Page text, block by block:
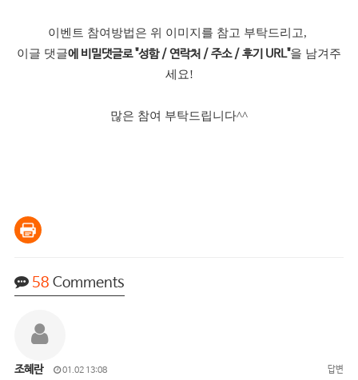
이벤트 참여방법은 위 이미지를 참고 부탁드리고,
이글 댓글에 비밀댓글로 "성함 / 연락처 / 주소 / 후기 URL"을 남겨주
세요!
많은 참여 부탁드립니다^^
58 Comments
조혜란 01.02 13:08 답변